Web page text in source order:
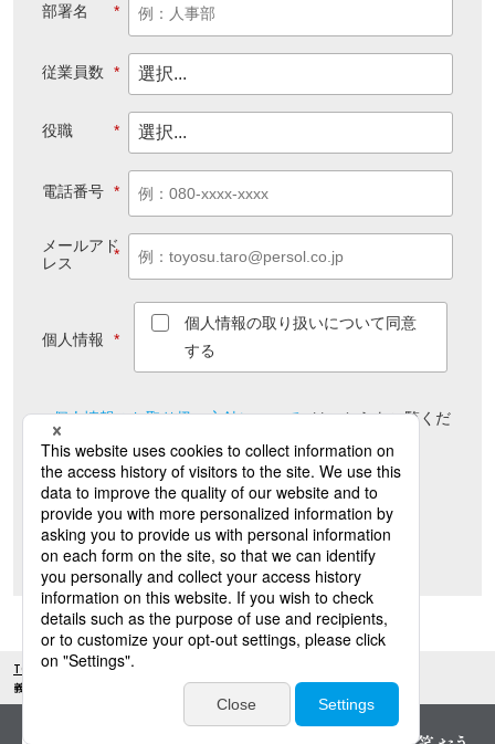
*
部署名
*
従業員数
*
役職
*
電話番号
*
メールアド
レス
*
個人情報
個人情報の取り扱いについて同意
する
個人情報のお取り扱い方針について はこちらをご覧くだ
さい
送信
TOP(HR)
ヘルスケア お役立ち資料
義務化だけでは終わらせないストレスチェックの活用ガイドブック